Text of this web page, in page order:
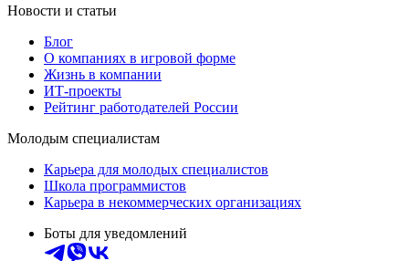
Новости и статьи
Блог
О компаниях в игровой форме
Жизнь в компании
ИТ-проекты
Рейтинг работодателей России
Молодым специалистам
Карьера для молодых специалистов
Школа программистов
Карьера в некоммерческих организациях
Боты для уведомлений